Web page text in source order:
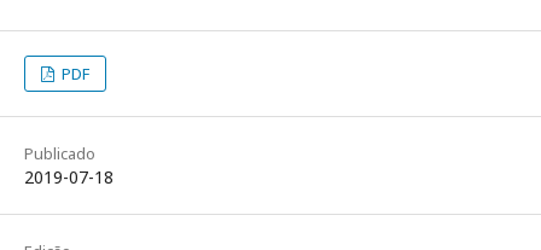
PDF
Publicado
2019-07-18